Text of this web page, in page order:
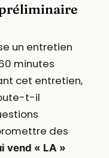
un entretien
minutes
cet entretien,
t-il
des
vend « LA »